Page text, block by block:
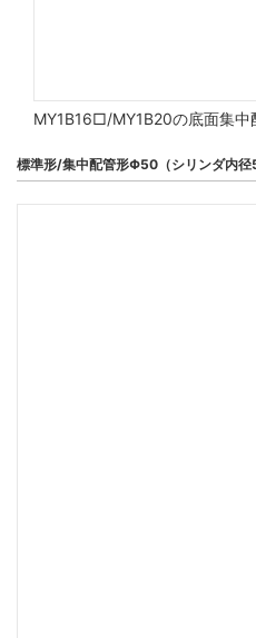
MY1B16□/MY1B20の底面集中
標準形/集中配管形Φ50（シリンダ内